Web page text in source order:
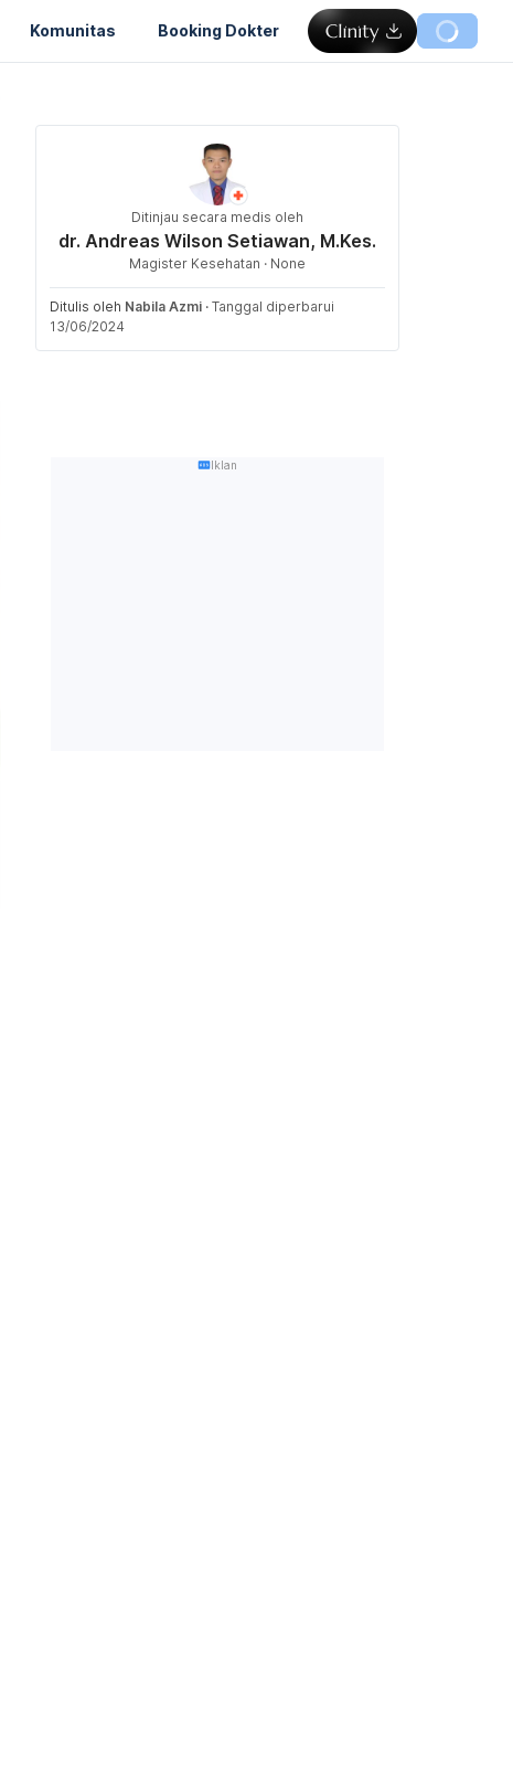
Komunitas Booking Dokter
Ditinjau secara medis oleh
dr. Andreas Wilson Setiawan, M.Kes.
Magister Kesehatan · None
Ditulis oleh Nabila Azmi · Tanggal diperbarui
13/06/2024
Iklan